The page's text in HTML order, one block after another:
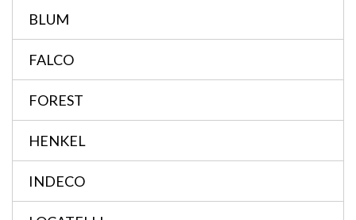
BLUM
FALCO
FOREST
HENKEL
INDECO